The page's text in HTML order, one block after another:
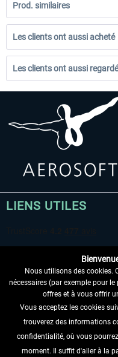
Prod. similaires
Les clients ont aussi acheté
Les clients ont aussi regardé
LIENS UTILES
RENONCER AU CONTRAT
INFORMATIONS
Nous utilisons des cookies.
nécessaires (par exemple pour
offres et à vous offrir
Vous acceptez les cookies
trouverez des informations
confidentialité, où vous
moment. Il suffit d'aller à la